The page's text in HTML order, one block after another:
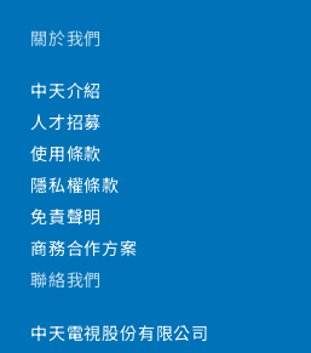
關於我們
中天介紹
人才招募
使用條款
隱私權條款
免責聲明
商務合作方案
聯絡我們
中天電視股份有限公司